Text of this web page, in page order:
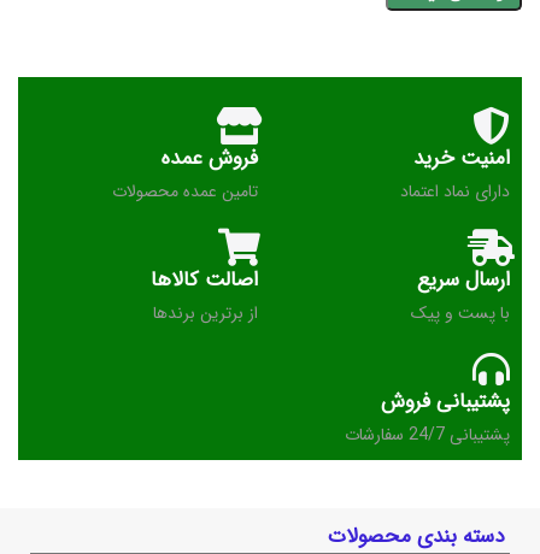
امنیت خرید
دارای نماد اعتماد
فروش عمده
تامین عمده محصولات
ارسال سریع
با پست و پیک
اصالت کالاها
از برترین برندها
پشتیبانی فروش
پشتیبانی 24/7 سفارشات
دسته بندی محصولات